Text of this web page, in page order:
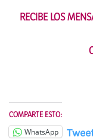
RECIBE LOS
COMPARTE ESTO:
WhatsApp